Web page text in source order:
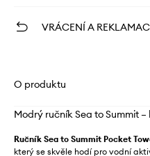
VRÁCENÍ A
O produktu
Modrý ručník Sea to Summit
Ručník Sea to Summit Pocket
který se skvěle hodí pro vodní